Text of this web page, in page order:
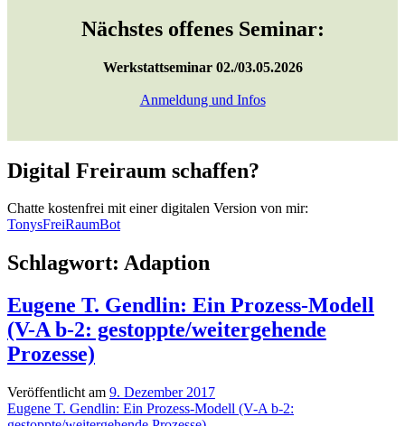
Nächstes offenes Seminar:
Werkstattseminar 02./03.05.2026
Anmeldung und Infos
Digital Freiraum schaffen?
Chatte kostenfrei mit einer digitalen Version von mir:
TonysFreiRaumBot
Schlagwort: Adaption
Eugene T. Gendlin: Ein Prozess-Modell
(V-A b-2: gestoppte/weitergehende
Prozesse)
Veröffentlicht am 9. Dezember 2017
Eugene T. Gendlin: Ein Prozess-Modell (V-A b-2: